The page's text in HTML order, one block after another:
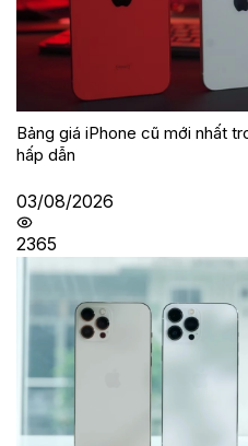
Bảng giá iPhone cũ mới nhất
hấp dẫn
03/08/2026
2365